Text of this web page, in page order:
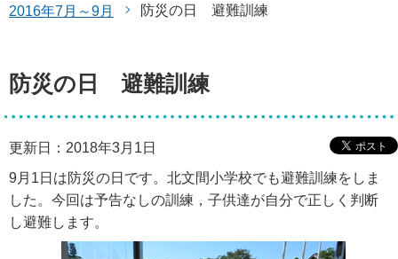
2016年7月～9月
防災の日 避難訓練
防災の日 避難訓練
更新日：2018年3月1日
9月1日は防災の日です。北文間小学校でも避難訓練をしま
した。今回は予告なしの訓練，子供達が自分で正しく判断
し避難します。